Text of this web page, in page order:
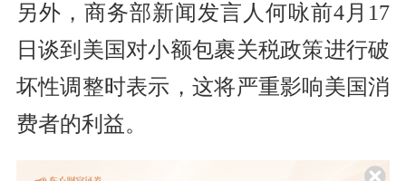
另外，商务部新闻发言人何咏前4月17
日谈到美国对小额包裹关税政策进行破
坏性调整时表示，这将严重影响美国消
费者的利益。